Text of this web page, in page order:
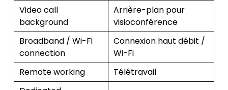
Video call
background
Arrière-plan pour
visioconférence
Broadband / Wi-Fi
connection
Connexion haut débit /
Wi-Fi
Remote working
Télétravail